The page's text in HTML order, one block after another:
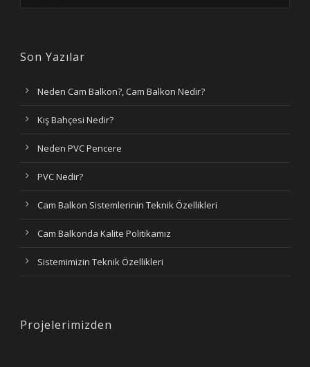
Son Yazılar
Neden Cam Balkon?, Cam Balkon Nedir?
Kış Bahçesi Nedir?
Neden PVC Pencere
PVC Nedir?
Cam Balkon Sistemlerinin Teknik Özellikleri
Cam Balkonda Kalite Politikamız
Sistemimizin Teknik Özellikleri
Projelerimizden